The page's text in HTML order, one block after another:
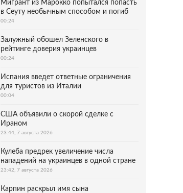
Мигрант из Марокко попытался попасть
в Сеуту необычным способом и погиб
00:24
Залужный обошел Зеленского в
рейтинге доверия украинцев
00:24
Испания введет ответные ограничения
для туристов из Италии
00:04
США объявили о скорой сделке с
Ираном
23:44, 7 августа 2026
Кулеба предрек увеличение числа
нападений на украинцев в одной стране
23:42, 7 августа 2026
Карпин раскрыл имя сына